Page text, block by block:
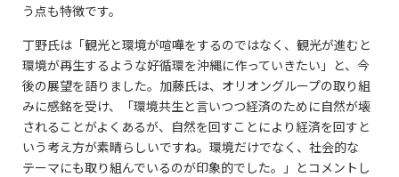
う点も特徴です。
丁野氏は「観光と環境が喧嘩をするのではなく、観光が進むと
環境が再生するような好循環を沖縄に作っていきたい」と、今
後の展望を語りました。加藤氏は、オリオングループの取り組
みに感銘を受け、「環境共生と言いつつ経済のために自然が壊
されることがよくあるが、自然を回すことにより経済を回すと
いう考え方が素晴らしいですね。環境だけでなく、社会的な
テーマにも取り組んでいるのが印象的でした。」とコメントし